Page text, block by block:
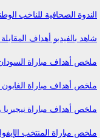
الندوة الصحافية للناخب
شاهد بالفيديو أهداف
ملخص أهداف مباراة السودان
ملخص أهداف مباراة
ملخص أهداف مباراة
ملخص مباراة المنتخب